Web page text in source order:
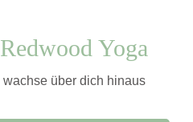
Redwood Yoga
wachse über dich hinaus